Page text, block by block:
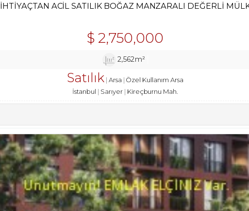
İHTIYAÇTAN ACIL SATILIK BOĞAZ MANZARALI DEĞERLI
$ 2,750,000
2,562m²
Satılık Arsa
Özel Kullanım Arsa
İstanbul
Sarıyer Kireçburnu Mah.